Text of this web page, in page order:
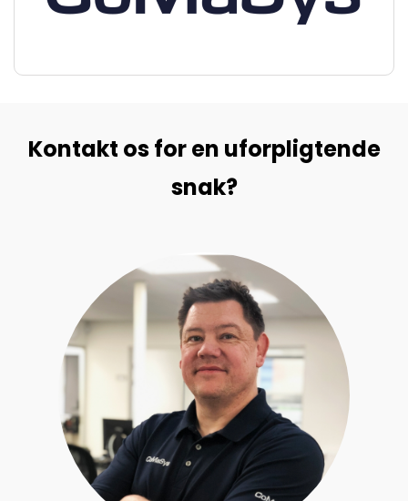
Kontakt os for en uforpligtende
snak?